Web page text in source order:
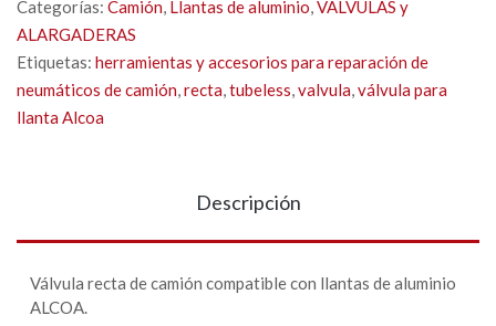
Categorías: Camión, Llantas de aluminio,VÁLVULAS y
ALARGADERAS
Etiquetas: herramientas y accesorios para reparación de
neumáticos de camión,recta,tubeless,valvula,válvula para
llanta Alcoa
Descripción
Válvula recta de camión compatible con llantas de aluminio
ALCOA.